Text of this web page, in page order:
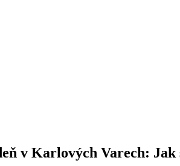
v Karlových Varech: Jak